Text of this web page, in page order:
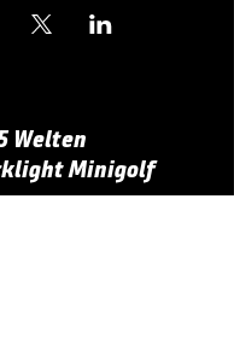
Welten
Minigolf